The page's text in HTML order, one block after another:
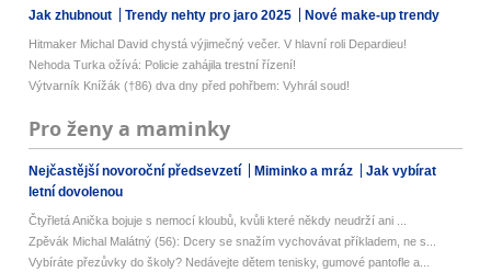
Jak zhubnout Trendy nehty pro jaro 2025 Nové make-up trendy
Hitmaker Michal David chystá výjimečný večer. V hlavní roli Depardieu!
Nehoda Turka ožívá: Policie zahájila trestní řízení!
Výtvarník Knížák (†86) dva dny před pohřbem: Vyhrál soud!
Pro ženy a maminky
Nejčastější novoroční předsevzetí Miminko a mráz
Jak vybírat
letní dovolenou
Čtyřletá Anička bojuje s nemocí kloubů, kvůli které někdy neudrží ani ...
Zpěvák Michal Malátný (56): Dcery se snažím vychovávat příkladem, ne s...
Vybíráte přezůvky do školy? Nedávejte dětem tenisky, gumové pantofle a...